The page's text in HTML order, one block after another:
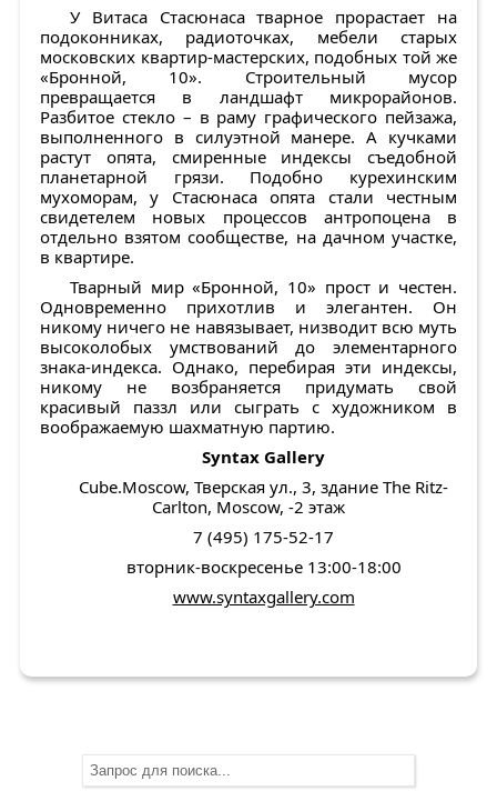
У Витаса Стасюнаса тварное прорастает на
подоконниках, радиоточках, мебели старых
московских квартир-мастерских, подобных той же
«Бронной, 10». Строительный мусор
превращается в ландшафт микрорайонов.
Разбитое стекло – в раму графического пейзажа,
выполненного в силуэтной манере. А кучками
растут опята, смиренные индексы съедобной
планетарной грязи. Подобно курехинским
мухоморам, у Стасюнаса опята стали честным
свидетелем новых процессов антропоцена в
отдельно взятом сообществе, на дачном участке,
в квартире.
Тварный мир «Бронной, 10» прост и честен.
Одновременно прихотлив и элегантен. Он
никому ничего не навязывает, низводит всю муть
высоколобых умствований до элементарного
знака-индекса. Однако, перебирая эти индексы,
никому не возбраняется придумать свой
красивый паззл или сыграть с художником в
воображаемую шахматную партию.
Syntax Gallery
Cube.Moscow, Тверская ул., 3, здание The Ritz-
Carlton, Moscow, -2 этаж
7 (495) 175-52-17
вторник-воскресенье 13:00-18:00
www.syntaxgallery.com